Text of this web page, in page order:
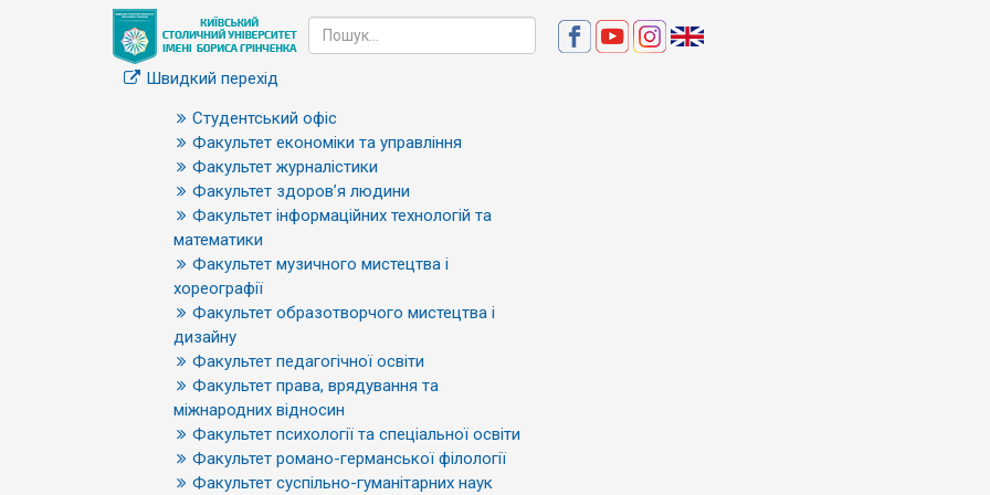
Швидкий перехід
Студентський офіс
Факультет економіки та управління
Факультет журналістики
Факультет здоров’я людини
Факультет інформаційних технологій та
математики
Факультет музичного мистецтва і
хореографії
Факультет образотворчого мистецтва і
дизайну
Факультет педагогічної освіти
Факультет права, врядування та
міжнародних відносин
Факультет психології та спеціальної освіти
Факультет романо-германської філології
Факультет суспільно-гуманітарних наук